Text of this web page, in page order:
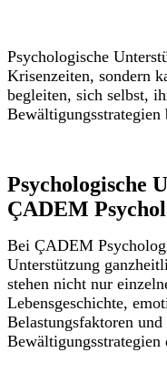
Psychologische
Krisenzeiten, sondern
begleiten, sich selbst,
Bewältigungsstrategien
Psychologische
ÇADEM
Bei ÇADEM
Unterstützung
stehen nicht nur
Lebensgeschichte,
Belastungsfaktoren
Bewältigungsstrategien